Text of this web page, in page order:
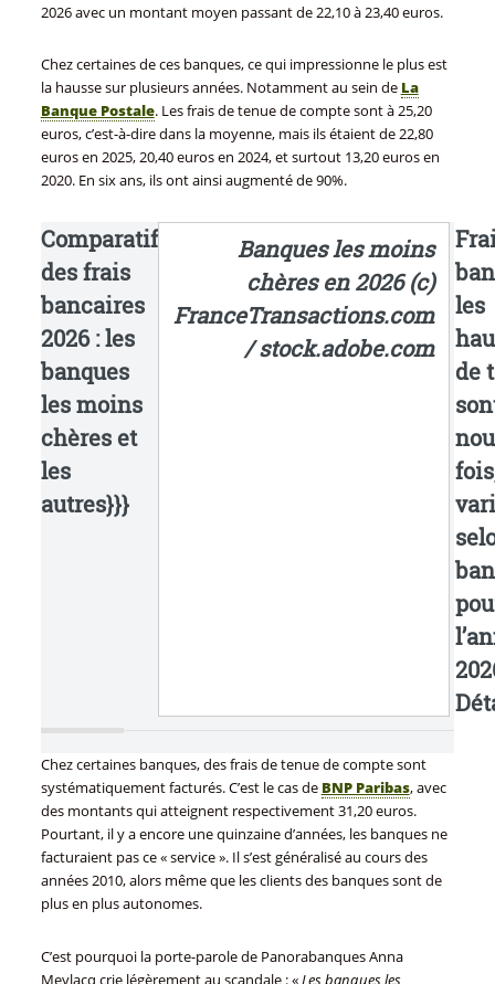
2026 avec un montant moyen passant de 22,10 à 23,40 euros.
Chez certaines de ces banques, ce qui impressionne le plus est
la hausse sur plusieurs années. Notamment au sein de La
Banque Postale. Les frais de tenue de compte sont à 25,20
euros, c’est-à-dire dans la moyenne, mais ils étaient de 22,80
euros en 2025, 20,40 euros en 2024, et surtout 13,20 euros en
2020. En six ans, ils ont ainsi augmenté de 90%.
Comparatif
des frais
bancaires
2026 : les
banques
les moins
chères et
les
autres}}}
Banques les moins
chères en 2026 (c)
FranceTransactions.com
/ stock.adobe.com
les
de
Chez certaines banques, des frais de tenue de compte sont
systématiquement facturés. C’est le cas de BNP Paribas, avec
des montants qui atteignent respectivement 31,20 euros.
Pourtant, il y a encore une quinzaine d’années, les banques ne
facturaient pas ce « service ». Il s’est généralisé au cours des
années 2010, alors même que les clients des banques sont de
plus en plus autonomes.
C’est pourquoi la porte-parole de Panorabanques Anna
Meylacq crie légèrement au scandale : «Les banques les